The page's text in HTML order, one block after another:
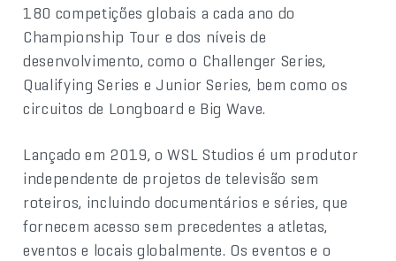
180 competições globais a cada ano do
Championship Tour e dos níveis de
desenvolvimento, como o Challenger Series,
Qualifying Series e Junior Series, bem como os
circuitos de Longboard e Big Wave.
Lançado em 2019, o WSL Studios é um produtor
independente de projetos de televisão sem
roteiros, incluindo documentários e séries, que
fornecem acesso sem precedentes a atletas,
eventos e locais globalmente. Os eventos e o